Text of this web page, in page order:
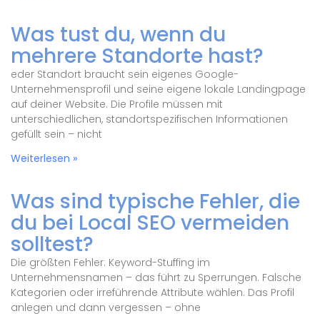
Was tust du, wenn du
mehrere Standorte hast?
eder Standort braucht sein eigenes Google-
Unternehmensprofil und seine eigene lokale Landingpage
auf deiner Website. Die Profile müssen mit
unterschiedlichen, standortspezifischen Informationen
gefüllt sein – nicht
Weiterlesen »
Was sind typische Fehler, die
du bei Local SEO vermeiden
solltest?
Die größten Fehler: Keyword-Stuffing im
Unternehmensnamen – das führt zu Sperrungen. Falsche
Kategorien oder irreführende Attribute wählen. Das Profil
anlegen und dann vergessen – ohne